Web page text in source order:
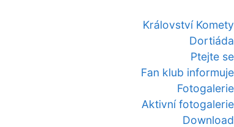
Království Komety
Dortiáda
Ptejte se
Fan klub informuje
Fotogalerie
Aktivní fotogalerie
Download